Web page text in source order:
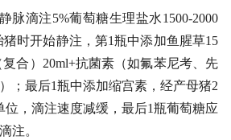
脉滴注5%葡萄糖生理盐水1500-2000
时开始静注，第1瓶中添加鱼腥草15
合）20ml+抗菌素（如氟苯尼考、先
；最后1瓶中添加缩宫素，经产母猪2
位，滴注速度减缓，最后1瓶葡萄糖应
注。